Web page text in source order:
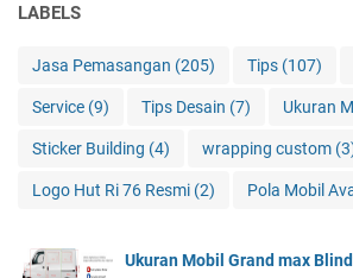
LABELS
Jasa Pemasangan (205) Tips (107)
Service (9) Tips Desain (7) Ukuran
Sticker Building (4) wrapping custom
Logo Hut Ri 76 Resmi (2) Pola Mobil
Ukuran Mobil Grand max